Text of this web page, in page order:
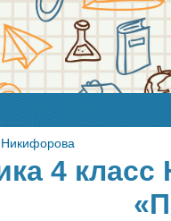
Никифорова
4